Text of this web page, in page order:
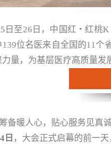
日至26 日，中国红 ・红桃K
139位名医来自全国的11个
量，为基层医疗高质量发
暖人心，贴心服务见真
日 ，大会正式启幕的前一